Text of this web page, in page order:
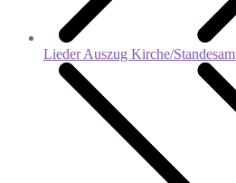
Lieder Auszug Kirche/